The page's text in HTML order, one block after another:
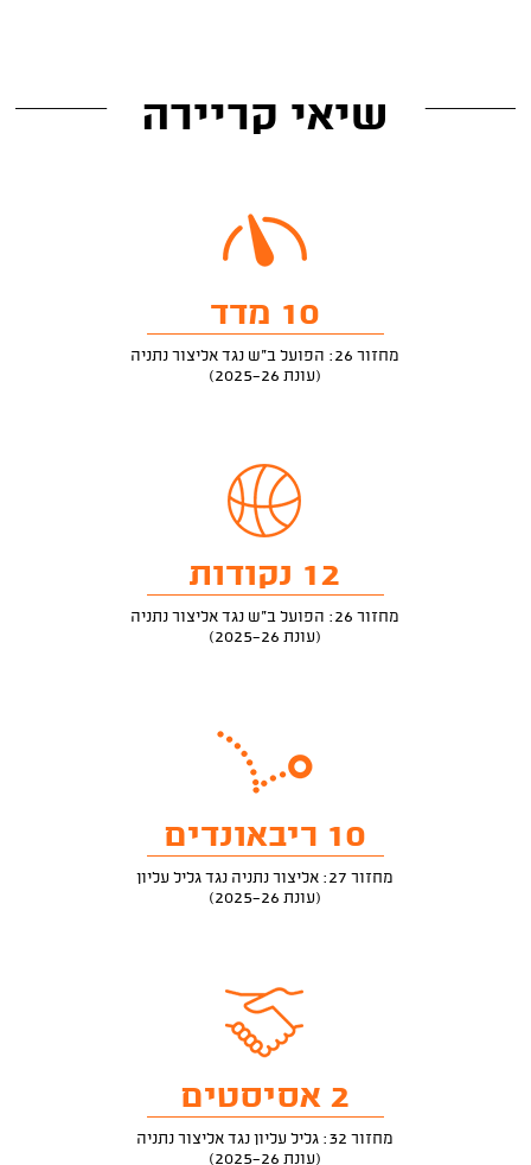
שיאי קריירה
10 מדד
מחזור 26: הפועל ב"ש נגד אליצור נתניה
(עונת 2025-26)
12 נקודות
מחזור 26: הפועל ב"ש נגד אליצור נתניה
(עונת 2025-26)
10 ריבאונדים
מחזור 27: אליצור נתניה נגד גליל עליון
(עונת 2025-26)
2 אסיסטים
מחזור 32: גליל עליון נגד אליצור נתניה
(עונת 2025-26)